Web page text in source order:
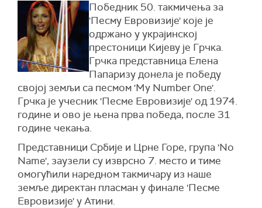
Победник 50. такмичења за
'Песму Евровизије' које је
одржано у украјинској
престоници Кијеву је Грчка.
Грчка представница Елена
Папаризу донела је победу
својој земљи са песмом 'My Number One'.
Грчка је учесник 'Песме Евровизије' од 1974.
године и ово је њена прва победа, после 31
године чекања.
Представници Србије и Црне Горе, група 'No
Name', заузели су изврсно 7. место и тиме
омогућили наредном такмичару из наше
земље директан пласман у финале 'Песме
Евровизије' у Атини.